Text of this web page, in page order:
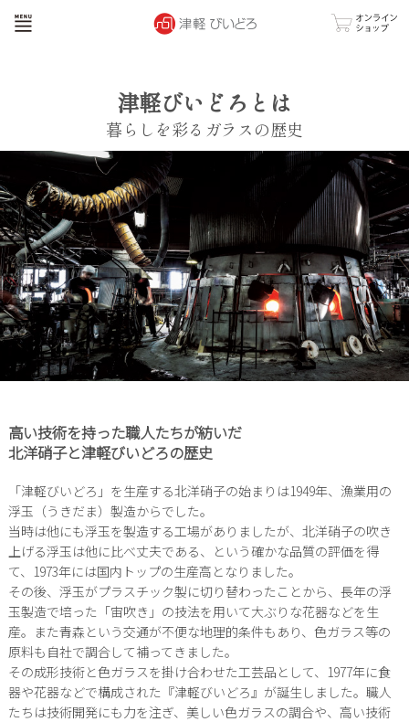
津軽びいどろとは
暮らしを彩るガラスの歴史
高い技術を持った職人たちが紡いだ
北洋硝子と津軽びいどろの歴史
「津軽びいどろ」を生産する北洋硝子の始まりは1949年、漁業用の
浮玉（うきだま）製造からでした。
当時は他にも浮玉を製造する工場がありましたが、北洋硝子の吹き
上げる浮玉は他に比べ丈夫である、という確かな品質の評価を得
て、1973年には国内トップの生産高となりました。
その後、浮玉がプラスチック製に切り替わったことから、長年の浮
玉製造で培った「宙吹き」の技法を用いて大ぶりな花器などを生
産。また青森という交通が不便な地理的条件もあり、色ガラス等の
原料も自社で調合して補ってきました。
その成形技術と色ガラスを掛け合わせた工芸品として、1977年に食
器や花器などで構成された『津軽びいどろ』が誕生しました。職人
たちは技術開発にも力を注ぎ、美しい色ガラスの調合や、高い技術